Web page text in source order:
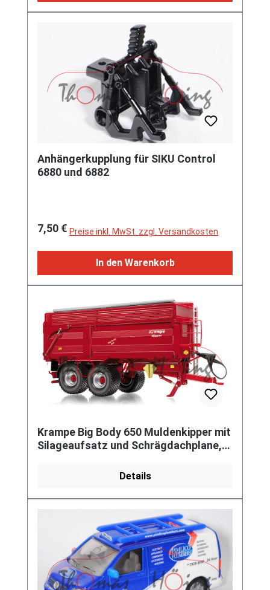
Anhängerkupplung für SIKU Control
6880 und 6882
Regulärer Preis:
7,50 € Preise inkl. MwSt. zzgl. Versandkosten
In den Warenkorb
Krampe Big Body 650 Muldenkipper mit
Silageaufsatz und Schrägdachplane,
Details